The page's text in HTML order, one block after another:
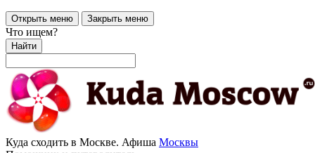
Открыть меню Закрыть меню
Что ищем?
Найти
Куда сходить в Москве. Афиша Москвы